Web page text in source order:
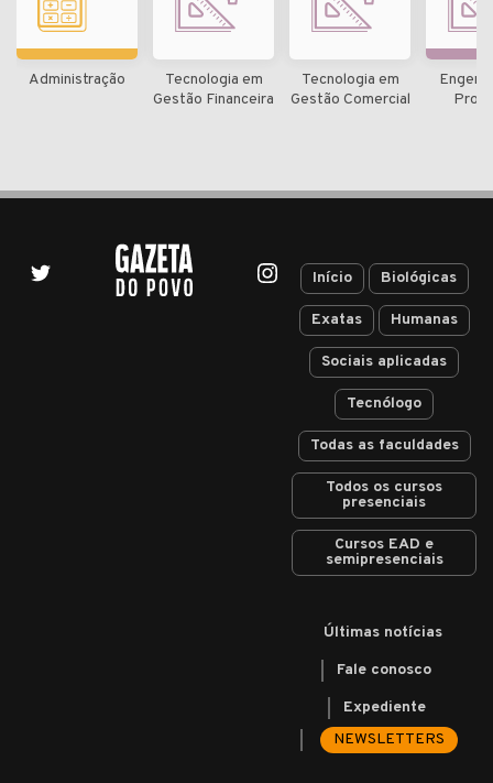
Administração
Tecnologia em
Gestão Financeira
Tecnologia em
Gestão Comercial
Início Biológicas
Exatas Humanas
Sociais aplicadas
Tecnólogo
Todas as faculdades
Todos os cursos
presenciais
Cursos EAD e
semipresenciais
Últimas notícias
Fale conosco
Expediente
NEWSLETTERS